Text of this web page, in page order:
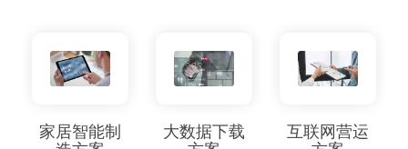
家居智能制
大数据下载
互联网营运